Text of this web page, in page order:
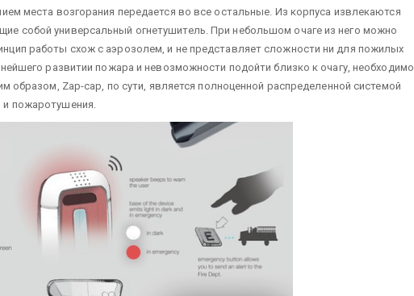
места возгорания передается во все остальные. Из корпуса извлекаются
собой универсальный огнетушитель. При небольшом очаге из него можно
работы схож с аэрозолем, и не представляет сложности ни для пожилых
развитии пожара и невозможности подойти близко к очагу, необходимо
образом, Zap-cap, по сути, является полноценной распределенной системой
пожаротушения.